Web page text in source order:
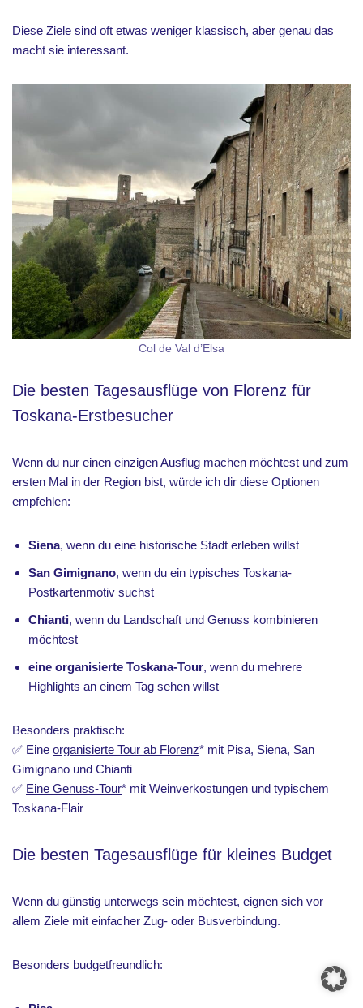
Diese Ziele sind oft etwas weniger klassisch, aber genau das
macht sie interessant.
Col de Val d’Elsa
Die besten Tagesausflüge von Florenz für
Toskana-Erstbesucher
Wenn du nur einen einzigen Ausflug machen möchtest und zum
ersten Mal in der Region bist, würde ich dir diese Optionen
empfehlen:
Siena, wenn du eine historische Stadt erleben willst
San Gimignano, wenn du ein typisches Toskana-
Postkartenmotiv suchst
Chianti, wenn du Landschaft und Genuss kombinieren
möchtest
eine organisierte Toskana-Tour, wenn du mehrere
Highlights an einem Tag sehen willst
Besonders praktisch:
✅ Eine organisierte Tour ab Florenz* mit Pisa, Siena, San
Gimignano und Chianti
✅ Eine Genuss-Tour* mit Weinverkostungen und typischem
Toskana-Flair
Die besten Tagesausflüge für kleines Budget
Wenn du günstig unterwegs sein möchtest, eignen sich vor
allem Ziele mit einfacher Zug- oder Busverbindung.
Besonders budgetfreundlich: